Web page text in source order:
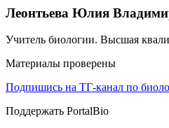
Леонтьева Юлия
Учитель биологии. Высшая
Материалы проверены
Подпишись на ТГ-канал по
Поддержать PortalBio